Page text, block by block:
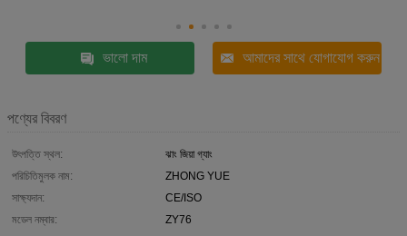
ভালো দাম আমাদের সাথে যোগাযোগ করুন
পণ্যের বিবরণ
উৎপত্তি স্থল:
ঝাং জিয়া গ্যাং
পরিচিতিমুলক নাম:
ZHONG YUE
সাক্ষ্যদান:
CE/ISO
মডেল নম্বার:
ZY76